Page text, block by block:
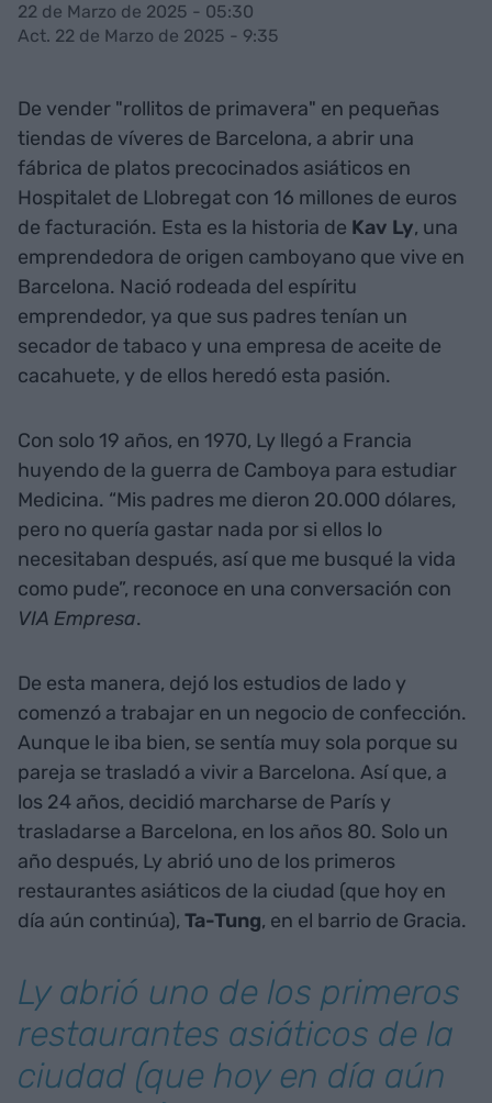
22 de Marzo de 2025 - 05:30
Act. 22 de Marzo de 2025 - 9:35
De vender "rollitos de primavera" en pequeñas
tiendas de víveres de Barcelona, a abrir una
fábrica de platos precocinados asiáticos en
Hospitalet de Llobregat con 16 millones de euros
de facturación. Esta es la historia de Kav Ly, una
emprendedora de origen camboyano que vive en
Barcelona. Nació rodeada del espíritu
emprendedor, ya que sus padres tenían un
secador de tabaco y una empresa de aceite de
cacahuete, y de ellos heredó esta pasión.
Con solo 19 años, en 1970, Ly llegó a Francia
huyendo de la guerra de Camboya para estudiar
Medicina. “Mis padres me dieron 20.000 dólares,
pero no quería gastar nada por si ellos lo
necesitaban después, así que me busqué la vida
como pude”, reconoce en una conversación con
VIA Empresa.
De esta manera, dejó los estudios de lado y
comenzó a trabajar en un negocio de confección.
Aunque le iba bien, se sentía muy sola porque su
pareja se trasladó a vivir a Barcelona. Así que, a
los 24 años, decidió marcharse de París y
trasladarse a Barcelona, en los años 80. Solo un
año después, Ly abrió uno de los primeros
restaurantes asiáticos de la ciudad (que hoy en
día aún continúa), Ta-Tung, en el barrio de Gracia.
Ly abrió uno de los primeros
restaurantes asiáticos de la
ciudad (que hoy en día aún